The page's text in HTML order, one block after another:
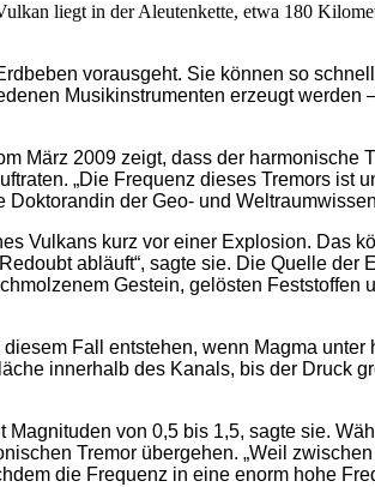
liegt in der Aleutenkette, etwa 180
vorausgeht. Sie können so
Musikinstrumenten erzeugt
März 2009 zeigt, dass der
„Die Frequenz dieses Tremors ist
der Geo- und
Vulkans kurz vor einer Explosion. Das
abläuft“, sagte sie. Die Quelle
Gestein, gelösten
Fall entstehen, wenn Magma
innerhalb des Kanals, bis der Druck
von 0,5 bis 1,5, sagte sie.
Tremor übergehen. „Weil
die Frequenz in eine enorm hohe